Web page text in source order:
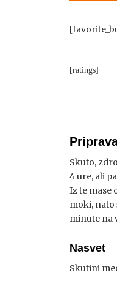
[ratings]
Skuto,
4 ure, ali
Iz te mase
moki, nato
minute na
Nasvet
Skutini